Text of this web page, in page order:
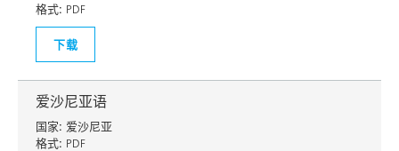
格式: PDF
下载
爱沙尼亚语
国家: 爱沙尼亚
格式: PDF